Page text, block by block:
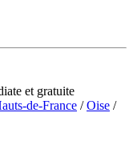
et gratuite
de-France /Oise /